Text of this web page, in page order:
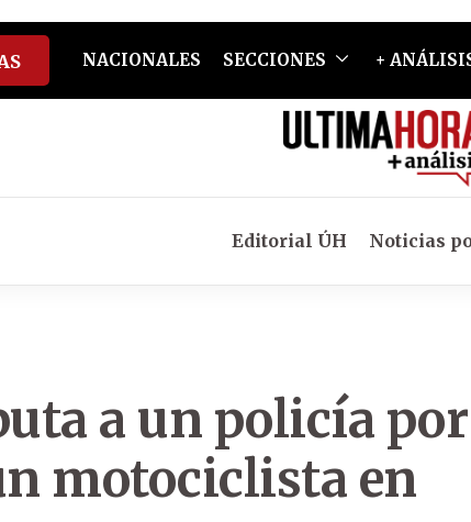
NACIONALES SECCIONES +
Editorial ÚH Noticias
a un policía por
motociclista en